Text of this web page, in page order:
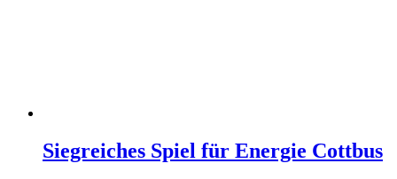
Siegreiches Spiel für Energie Cottbus